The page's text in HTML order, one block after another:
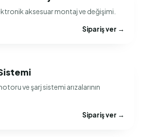
aksesuar montaj ve değişimi.
Sipariş ver →
ve şarj sistemi arızalarının
Sipariş ver →